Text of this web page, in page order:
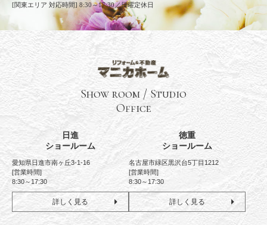
[関東エリア 対応時間] 8:30～17:30／日曜定休日
Show room / Studio
Office
日進
ショールーム
愛知県日進市南ヶ丘3-1-16
[営業時間]
8:30～17:30
詳しく見る
徳重
ショールーム
名古屋市緑区黒沢台5丁目1212
[営業時間]
8:30～17:30
詳しく見る